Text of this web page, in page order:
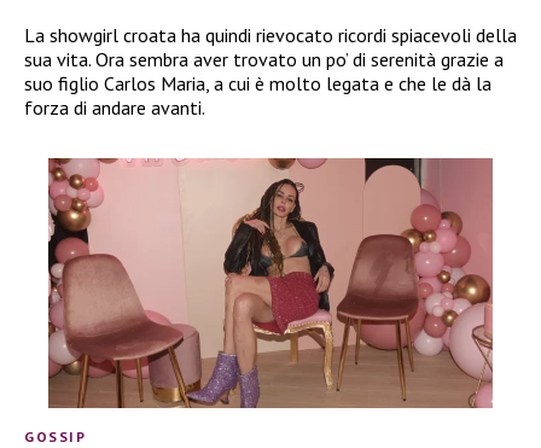
La showgirl croata ha quindi rievocato ricordi spiacevoli della
sua vita. Ora sembra aver trovato un po’ di serenità grazie a
suo figlio Carlos Maria, a cui è molto legata e che le dà la
forza di andare avanti.
GOSSIP